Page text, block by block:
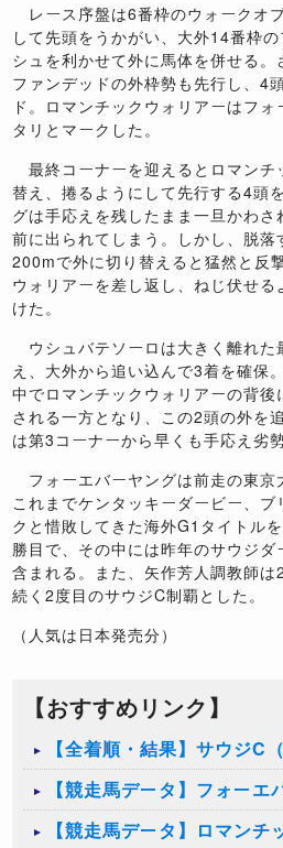
レース序盤は6番枠のウォークオ
して先頭をうかがい、大外14番枠
シュを利かせて外に馬体を併せる。
ファンデッドの外枠勢も先行し、4
ド。ロマンチックウォリアーはフ
タリとマークした。
最終コーナーを迎えるとロマンチ
替え、捲るようにして先行する4頭
グは手応えを残したまま一旦かわ
前に出られてしまう。しかし、脱落
200mで外に切り替えると猛然と反
ウォリアーを差し返し、ねじ伏せ
けた。
ウシュバテソーロは大きく離れた
え、大外から追い込んで3着を確保
中でロマンチックウォリアーの背
される一方となり、この2頭の外を
は第3 コーナーから早くも手応え劣
フォーエバーヤングは前走の東京
これまでケンタッキーダービー、
クと惜敗してきた海外G1 タイトル
勝目で、その中には昨年のサウジ
含まれる。また、矢作芳人調教師は
続く2 度目のサウジC制覇とした。
（人気は日本発売分）
【おすすめリンク】
【全着順・結果】サウジC
【競走馬データ】フォーエ
【競走馬データ】ロマンチ